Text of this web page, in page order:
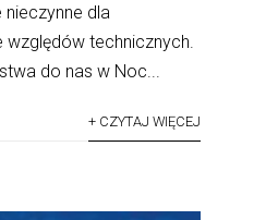
nieczynne dla
względów technicznych.
do nas w Noc...
+ CZYTAJ WIĘCEJ